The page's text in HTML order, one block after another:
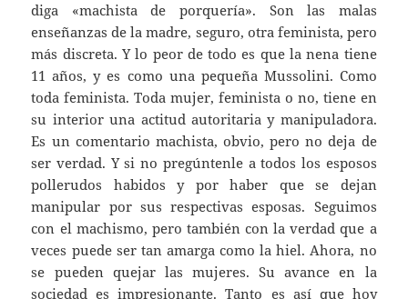
diga «machista de porquería». Son las malas
enseñanzas de la madre, seguro, otra feminista, pero
más discreta. Y lo peor de todo es que la nena tiene
11 años, y es como una pequeña Mussolini. Como
toda feminista. Toda mujer, feminista o no, tiene en
su interior una actitud autoritaria y manipuladora.
Es un comentario machista, obvio, pero no deja de
ser verdad. Y si no pregúntenle a todos los esposos
pollerudos habidos y por haber que se dejan
manipular por sus respectivas esposas. Seguimos
con el machismo, pero también con la verdad que a
veces puede ser tan amarga como la hiel. Ahora, no
se pueden quejar las mujeres. Su avance en la
sociedad es impresionante. Tanto es así que hoy